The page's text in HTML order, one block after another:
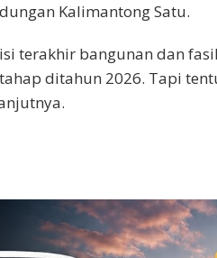
Kalimantong Satu.
terakhir bangunan dan
ditahun 2026. Tapi